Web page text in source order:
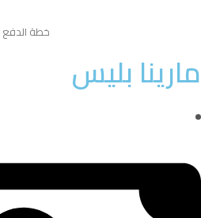
خطة الدفع
مارينا بليس